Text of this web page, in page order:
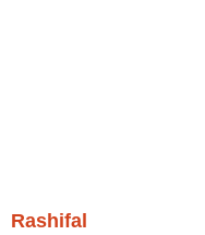
Rashifal